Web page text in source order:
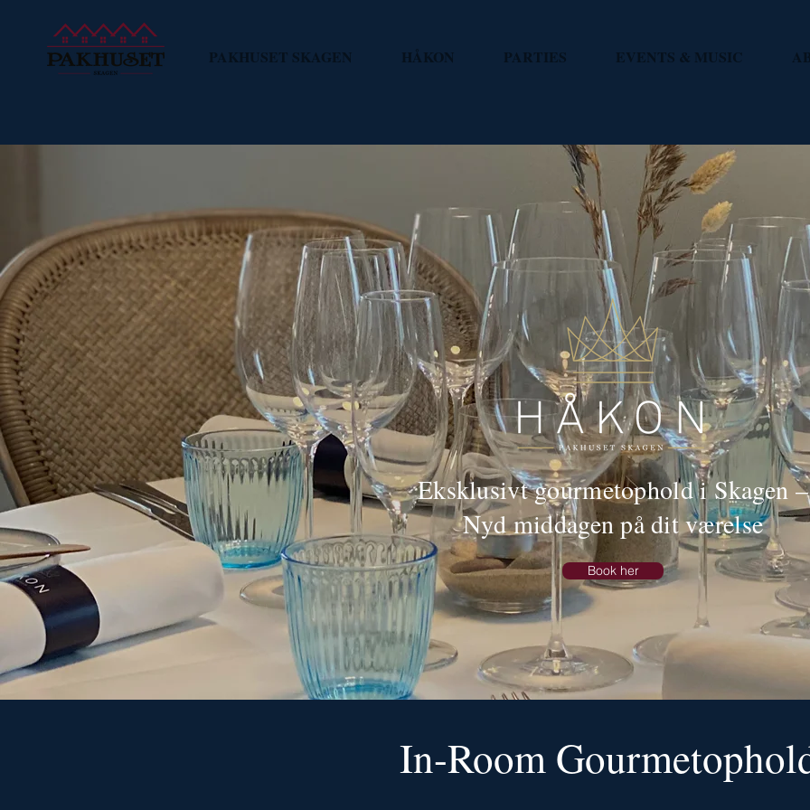
PAKHUSET SKAGEN HÅKON PARTIES EVENTS & MUSIC
Eksklusivt gourmetophold i Skagen –
Nyd middagen på dit værelse
Book her
In-Room